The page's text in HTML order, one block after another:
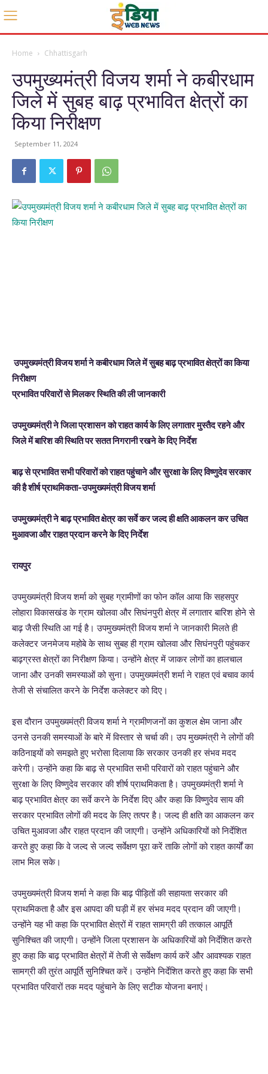
Home Chhattisgarh
उपमुख्यमंत्री विजय शर्मा ने कबीरधाम
जिले में सुबह बाढ़ प्रभावित क्षेत्रों का
किया निरीक्षण
September 11, 2024
उपमुख्यमंत्री विजय शर्मा ने कबीरधाम जिले में सुबह बाढ़ प्रभावित क्षेत्रों का किया
निरीक्षण
प्रभावित परिवारों से मिलकर स्थिति की ली जानकारी
उपमुख्यमंत्री ने जिला प्रशासन को राहत कार्य के लिए लगातार मुस्तैद रहने और
जिले में बारिश की स्थिति पर सतत निगरानी रखने के दिए निर्देश
बाढ़ से प्रभावित सभी परिवारों को राहत पहुंचाने और सुरक्षा के लिए विष्णुदेव सरकार
की है शीर्ष प्राथमिकता-उपमुख्यमंत्री विजय शर्मा
उपमुख्यमंत्री ने बाढ़ प्रभावित क्षेत्र का सर्वे कर जल्द ही क्षति आकलन कर उचित
मुआवजा और राहत प्रदान करने के दिए निर्देश
रायपुर
उपमुख्यमंत्री विजय शर्मा को सुबह ग्रामीणों का फोन कॉल आया कि सहसपुर
लोहारा विकासखंड के ग्राम खोलवा और सिघंनपुरी क्षेत्र में लगातार बारिश होने से
बाढ़ जैसी स्थिति आ गई है। उपमुख्यमंत्री विजय शर्मा ने जानकारी मिलते ही
कलेक्टर जनमेजय महोबे के साथ सुबह ही ग्राम खोलवा और सिघंनपुरी पहुंचकर
बाढ़ग्रस्त क्षेत्रों का निरीक्षण किया। उन्होंने क्षेत्र में जाकर लोगों का हालचाल
जाना और उनकी समस्याओं को सुना। उपमुख्यमंत्री शर्मा ने राहत एवं बचाव कार्य
तेजी से संचालित करने के निर्देश कलेक्टर को दिए।
इस दौरान उपमुख्यमंत्री विजय शर्मा ने ग्रामीणजनों का कुशल क्षेम जाना और
उनसे उनकी समस्याओं के बारे में विस्तार से चर्चा की। उप मुख्यमंत्री ने लोगों की
कठिनाइयों को समझते हुए भरोसा दिलाया कि सरकार उनकी हर संभव मदद
करेगी। उन्होंने कहा कि बाढ़ से प्रभावित सभी परिवारों को राहत पहुंचाने और
सुरक्षा के लिए विष्णुदेव सरकार की शीर्ष प्राथमिकता है। उपमुख्यमंत्री शर्मा ने
बाढ़ प्रभावित क्षेत्र का सर्वे करने के निर्देश दिए और कहा कि विष्णुदेव साय की
सरकार प्रभावित लोगों की मदद के लिए तत्पर है। जल्द ही क्षति का आकलन कर
उचित मुआवजा और राहत प्रदान की जाएगी। उन्होंने अधिकारियों को निर्देशित
करते हुए कहा कि वे जल्द से जल्द सर्वेक्षण पूरा करें ताकि लोगों को राहत कार्यों का
लाभ मिल सके।
उपमुख्यमंत्री विजय शर्मा ने कहा कि बाढ़ पीड़ितों की सहायता सरकार की
प्राथमिकता है और इस आपदा की घड़ी में हर संभव मदद प्रदान की जाएगी।
उन्होंने यह भी कहा कि प्रभावित क्षेत्रों में राहत सामग्री की तत्काल आपूर्ति
सुनिश्चित की जाएगी। उन्होंने जिला प्रशासन के अधिकारियों को निर्देशित करते
हुए कहा कि बाढ़ प्रभावित क्षेत्रों में तेजी से सर्वेक्षण कार्य करें और आवश्यक राहत
सामग्री की तुरंत आपूर्ति सुनिश्चित करें। उन्होंने निर्देशित करते हुए कहा कि सभी
प्रभावित परिवारों तक मदद पहुंचाने के लिए सटीक योजना बनाएं।